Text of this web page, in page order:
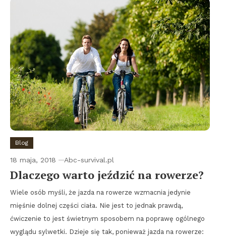
Blog
18 maja, 2018 Abc-survival.pl
Dlaczego warto jeździć na rowerze?
Wiele osób myśli, że jazda na rowerze wzmacnia jedynie
mięśnie dolnej części ciała. Nie jest to jednak prawdą,
ćwiczenie to jest świetnym sposobem na poprawę ogólnego
wyglądu sylwetki. Dzieje się tak, ponieważ jazda na rowerze: